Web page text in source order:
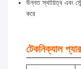
উন্নত স্থায়িত্ব এবং
করে
টেকনিক্যাল